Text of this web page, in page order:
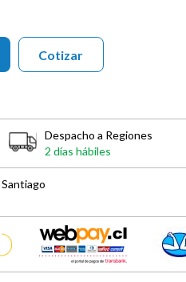
Cotizar
Despacho a Regiones
2 días hábiles